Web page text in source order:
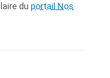
du portail Nos